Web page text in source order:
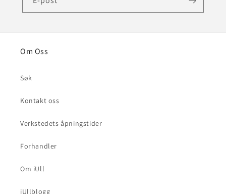
Om Oss
Søk
Kontakt oss
Verkstedets åpningstider
Forhandler
Om iUll
iUllblogg